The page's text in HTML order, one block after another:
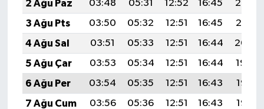
2 Ağu Paz
03:48 05:31 12:52 16:45
20:02
3 Ağu Pts
03:50 05:32 12:51 16:45
20:01
4 Ağu Sal
03:51 05:33 12:51 16:44
20:00
5 Ağu Çar
03:53 05:34 12:51 16:44
19:59
6 Ağu Per
03:54 05:35 12:51 16:43
19:58
7 Ağu Cum
03:56 05:36 12:51 16:43
19:56